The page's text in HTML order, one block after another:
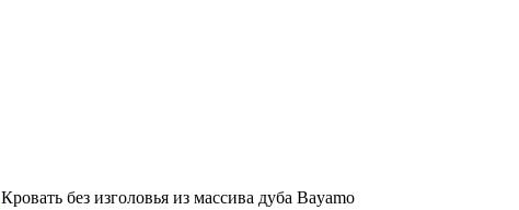
Кровать без изголовья из массива дуба Bayamo